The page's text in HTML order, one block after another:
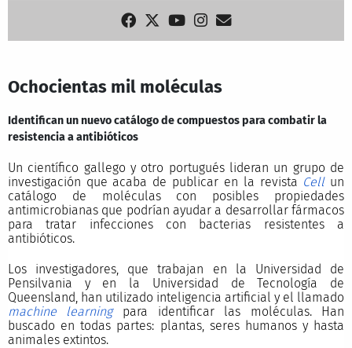
Ochocientas mil moléculas
Identifican un nuevo catálogo de compuestos para combatir la
resistencia a antibióticos
Un científico gallego y otro portugués lideran un grupo de
investigación que acaba de publicar en la revista Cellun
catálogo de moléculas con posibles propiedades
antimicrobianas que podrían ayudar a desarrollar fármacos
para tratar infecciones con bacterias resistentes a
antibióticos.
Los investigadores, que trabajan en la Universidad de
Pensilvania y en la Universidad de Tecnología de
Queensland, han utilizado inteligencia artificial y el llamado
machine learningpara identificar las moléculas. Han
buscado en todas partes: plantas, seres humanos y hasta
animales extintos.